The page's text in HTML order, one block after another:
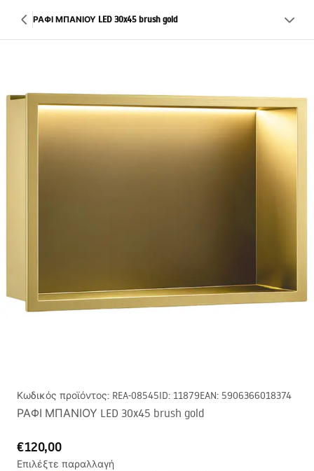
ΡΑΦΙ ΜΠΑΝΙΟΥ LED 30x45 brush gold
Κωδικός προϊόντος: REA-08545ID: 11879EAN: 5906366018374
ΡΑΦΙ ΜΠΑΝΙΟΥ LED 30x45 brush gold
€120,00
Επιλέξτε παραλλαγή